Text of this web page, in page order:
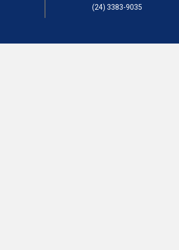
(24) 3383-9035